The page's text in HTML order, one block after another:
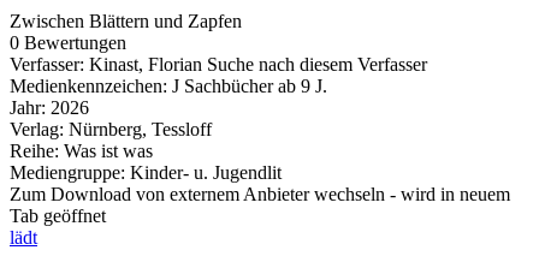
Zwischen Blättern und Zapfen
0 Bewertungen
Verfasser: Kinast, Florian Suche nach diesem Verfasser
Medienkennzeichen: J Sachbücher ab 9 J.
Jahr: 2026
Verlag: Nürnberg, Tessloff
Reihe: Was ist was
Mediengruppe: Kinder- u. Jugendlit
Zum Download von externem Anbieter wechseln - wird in neuem
Tab geöffnet
lädt